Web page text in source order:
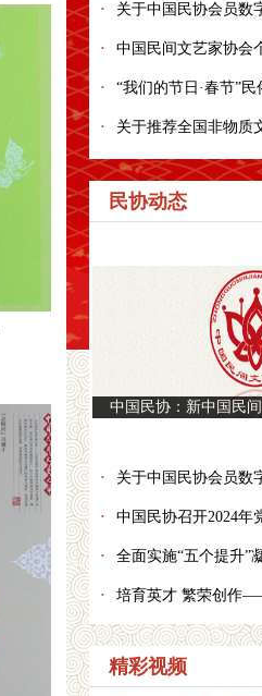
· 关于中国民协会员数字博物馆
· 中国民间文艺家协会
· “我们的节日·春节”民
· 关于推荐全国非物质文化遗产保护
民协动态
中国民协：新中国民
· 关于中国民协会员数字博物馆
· 中国民协召开2024年党的建设工作
· 全面实施“五个提升”凝心聚力编好
· 培育英才 繁荣创作——推进新
精彩视频